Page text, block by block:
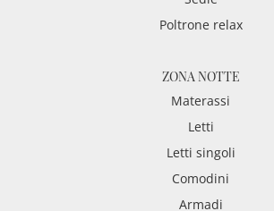
Poltrone relax
ZONA NOTTE
Materassi
Letti
Letti singoli
Comodini
Armadi